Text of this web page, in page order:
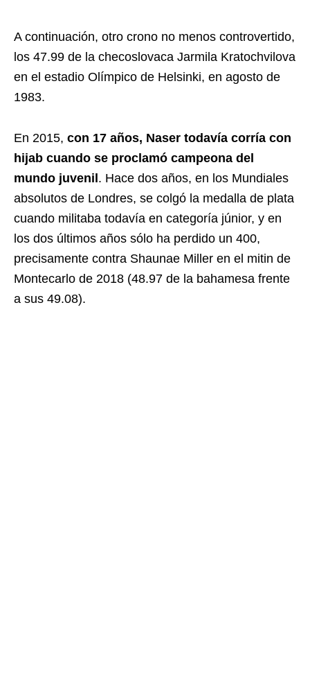
A continuación, otro crono no menos controvertido,
los 47.99 de la checoslovaca Jarmila Kratochvilova
en el estadio Olímpico de Helsinki, en agosto de
1983.
En 2015, con 17 años, Naser todavía corría con
hijab cuando se proclamó campeona del
mundo juvenil . Hace dos años, en los Mundiales
absolutos de Londres, se colgó la medalla de plata
cuando militaba todavía en categoría júnior, y en
los dos últimos años sólo ha perdido un 400,
precisamente contra Shaunae Miller en el mitin de
Montecarlo de 2018 (48.97 de la bahamesa frente
a sus 49.08).